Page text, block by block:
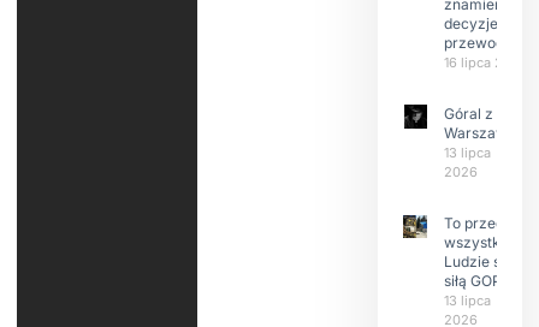
znamienne
decyzje
16 lipca 2026
Góral z
Warszawy.
13 lipca
2026
To przede
wszystkim
Ludzie są
siłą GOPR
13 lipca
2026